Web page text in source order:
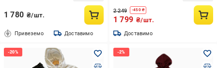
1 780 ₴/шт.
Привеземо Доставимо
2 249 -450₴
1 799 ₴/шт.
Доставимо